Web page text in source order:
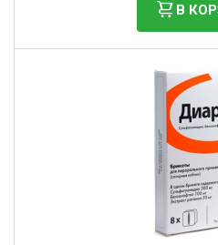
В